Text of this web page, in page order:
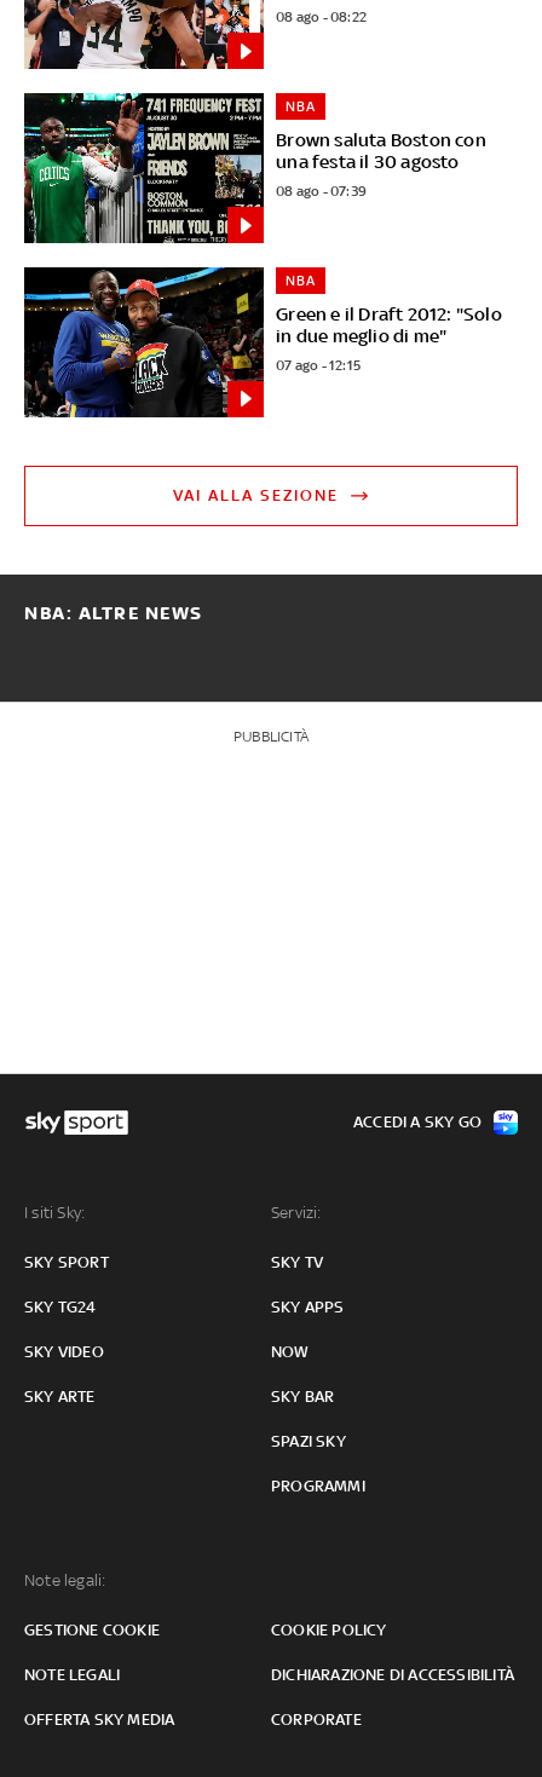
08 ago - 08:22
Brown saluta Boston con
una festa il 30 agosto
NBA
08 ago - 07:39
Green e il Draft 2012: "Solo
in due meglio di me"
NBA
07 ago - 12:15
VAI ALLA SEZIONE
NBA: ALTRE NEWS
PUBBLICITÀ
I siti Sky:
SKY SPORT
SKY TG24
SKY VIDEO
SKY ARTE
Servizi:
SKY TV
SKY APPS
NOW
SKY BAR
SPAZI SKY
PROGRAMMI
Note legali:
GESTIONE COOKIE COOKIE POLICY
NOTE LEGALI DICHIARAZIONE DI ACCESSIBILITÀ
OFFERTA SKY MEDIA CORPORATE
ACCEDI A SKY GO